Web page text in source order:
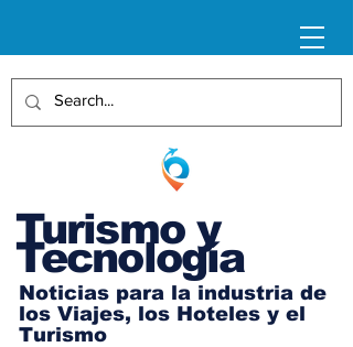
Turismo y
Tecnología
Noticias para la industria de
los Viajes, los Hoteles y el
Turismo